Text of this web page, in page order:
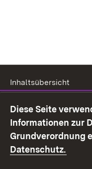
Inhaltsübersicht
Benutzungshinweise
Kontakt
Diese Seite
Informationen zur
Grundverordnung
Datenschutz.